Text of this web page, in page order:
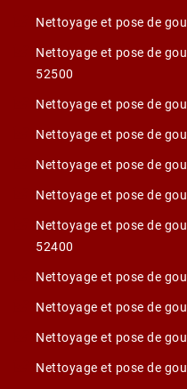
Nettoyage et pose de
Nettoyage et pose de
52500
Nettoyage et pose de
Nettoyage et pose de
Nettoyage et pose de
Nettoyage et pose de
Nettoyage et pose de
52400
Nettoyage et pose de
Nettoyage et pose de
Nettoyage et pose de
Nettoyage et pose de